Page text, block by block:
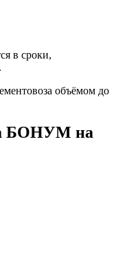
в сроки,
объёмом до
БОНУМ на